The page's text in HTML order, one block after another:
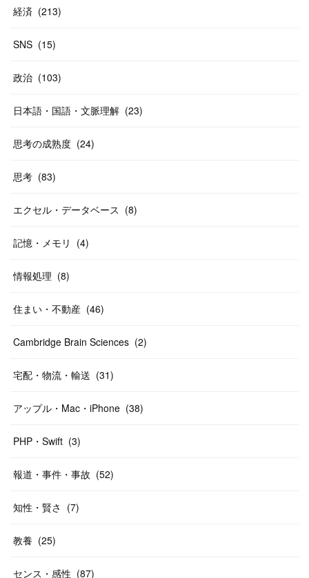
経済 (213)
SNS (15)
政治 (103)
日本語・国語・文脈理解 (23)
思考の成熟度 (24)
思考 (83)
エクセル・データベース (8)
記憶・メモリ (4)
情報処理 (8)
住まい・不動産 (46)
Cambridge Brain Sciences (2)
宅配・物流・輸送 (31)
アップル・Mac・iPhone (38)
PHP・Swift (3)
報道・事件・事故 (52)
知性・賢さ (7)
教養 (25)
センス・感性 (87)